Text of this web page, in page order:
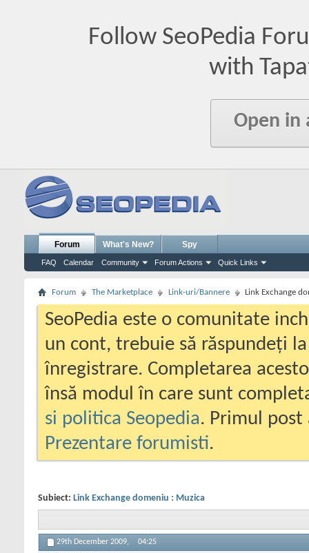
Follow SeoPedia
with
Open in
Forum
FAQ Calendar Community Forum Actions Quick Links
What's New? Spy
Forum The Marketplace Link-uri/Bannere Link Exchange
SeoPedia este o comunitate
un cont, trebuie să răspundeți
înregistrare. Completarea
însă modul în care sunt
si politica Seopedia. Primul
Prezentare forumisti.
Subiect: Link Exchange domeniu : Muzica
29th December 2009, 04:25